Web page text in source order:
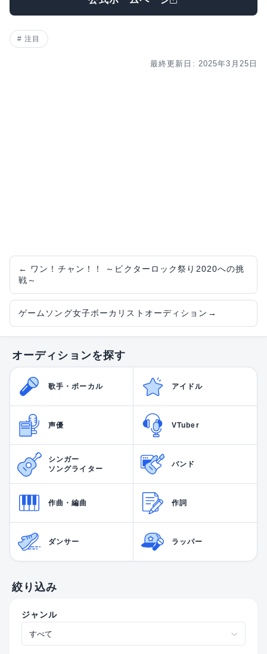
注目
最終更新日: 2025年3月25日
← ワン！チャン！！ ～ビクターロック祭り2020への挑
戦～
ゲームソング女子ボーカリストオーディション →
オーディションを探す
歌手・ボーカル アイドル
声優 VTuber
シンガー
ソングライター
バンド
作曲・編曲 作詞
ダンサー ラッパー
絞り込み
ジャンル